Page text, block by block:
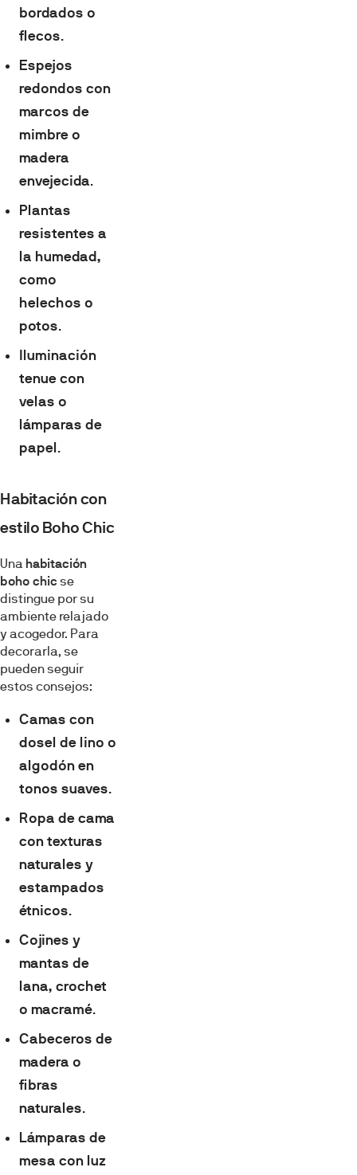
bordados o
flecos.
Espejos
redondos con
marcos de
mimbre o
madera
envejecida.
Plantas
resistentes a
la humedad,
como
helechos o
potos.
Iluminación
tenue con
velas o
lámparas de
papel .
Habitación con
estilo Boho Chic
Una habitación
boho chic se
distingue por su
ambiente relajado
y acogedor. Para
decorarla, se
pueden seguir
estos consejos:
Camas con
dosel de lino o
algodón en
tonos suaves.
Ropa de cama
con texturas
naturales y
estampados
étnicos.
Cojines y
mantas de
lana, crochet
o macramé.
Cabeceros de
madera o
fibras
naturales.
Lámparas de
mesa con luz